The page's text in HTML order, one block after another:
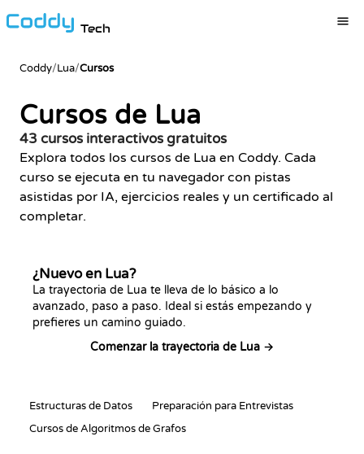
Tech
Coddy/Lua/Cursos
Cursos de Lua
43 cursos interactivos gratuitos
Explora todos los cursos de Lua en Coddy. Cada
curso se ejecuta en tu navegador con pistas
asistidas por IA, ejercicios reales y un certificado al
completar.
¿Nuevo en Lua?
La trayectoria de Lua te lleva de lo básico a lo
avanzado, paso a paso. Ideal si estás empezando y
prefieres un camino guiado.
Comenzar la trayectoria de Lua →
Estructuras de Datos
Preparación para Entrevistas
Cursos de Algoritmos de Grafos